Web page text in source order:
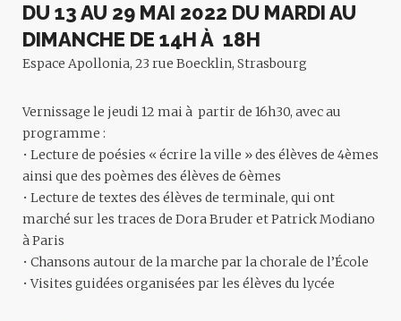
DU 13 AU 29 MAI 2022 DU MARDI AU
DIMANCHE DE 14H À 18H
Espace Apollonia, 23 rue Boecklin, Strasbourg
Vernissage le jeudi 12 mai à partir de 16h30, avec au
programme :
• Lecture de poésies « écrire la ville » des élèves de 4èmes
ainsi que des poèmes des élèves de 6èmes
• Lecture de textes des élèves de terminale, qui ont
marché sur les traces de Dora Bruder et Patrick Modiano
à Paris
• Chansons autour de la marche par la chorale de l’École
• Visites guidées organisées par les élèves du lycée